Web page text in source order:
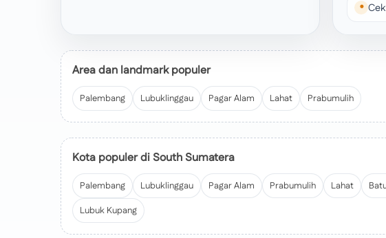
Area dan landmark populer
Palembang Lubuklinggau Pagar Alam Lahat Prabumulih
Kota populer di South Sumatera
Palembang Lubuklinggau Pagar Alam Prabumulih Lahat
Lubuk Kupang